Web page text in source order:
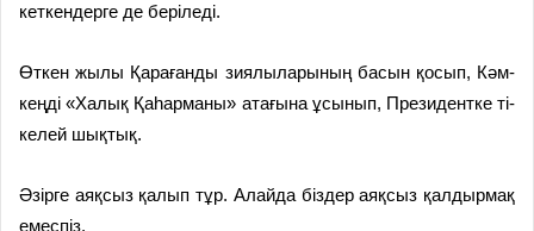
кеткендерге де бе­ріледі.
Өткен жылы Қарағанды зия­лыларының басын қосып, Кәм­
кеңді «Халық Қаһарманы» ата­­ғына ұсынып, Президентке ті­
келей шықтық.
Әзірге аяқсыз қалып тұр. Алайда біздер аяқсыз қалдырмақ
емеспіз.